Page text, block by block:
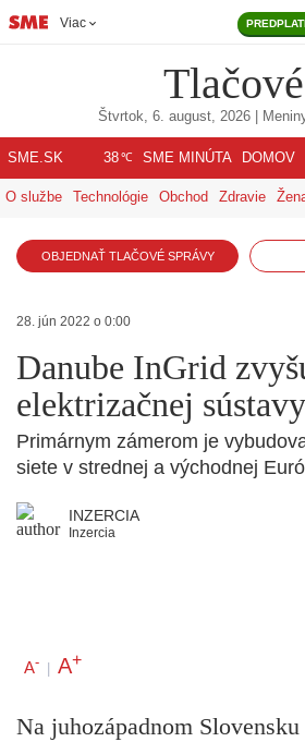
Viac
Štvrtok, 6. august, 2026|
SME.SK 38℃ SME MINÚTA DOMOV
O službe Technológie Obchod Zdravie
OBJEDNAŤ TLAČOVÉ SPRÁVY
28. jún 2022 o 0:00
Danube InGrid
elektrizačnej sústavy
Primárnym zámerom je
siete v strednej a východnej
INZERCIA
Inzercia
A- | A+
Na juhozápadnom